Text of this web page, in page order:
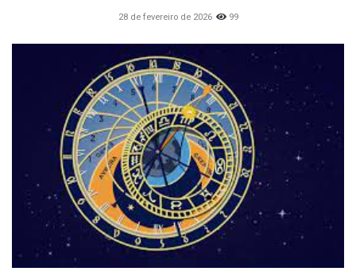
28 de fevereiro de 2026 99